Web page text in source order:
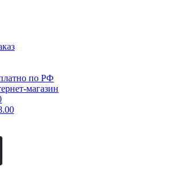
по РФ
магазин